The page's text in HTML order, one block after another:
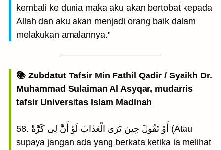
kembali ke dunia maka aku akan bertobat kepada
Allah dan aku akan menjadi orang baik dalam
melakukan amalannya.”
📚 Zubdatut Tafsir Min Fathil Qadir / Syaikh Dr.
Muhammad Sulaiman Al Asyqar, mudarris
tafsir Universitas Islam Madinah
58. أَوْ تَقُولَ حِينَ تَرَى الْعَذَابَ لَوْ أَنَّ لِى كَرَّةً (Atau
supaya jangan ada yang berkata ketika ia melihat